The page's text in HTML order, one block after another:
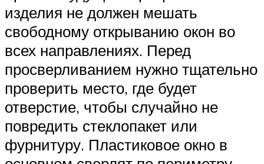
изделия не должен мешать
свободному открыванию окон во
всех направлениях. Перед
просверливанием нужно тщательно
проверить место, где будет
отверстие, чтобы случайно не
повредить стеклопакет или
фурнитуру. Пластиковое окно в